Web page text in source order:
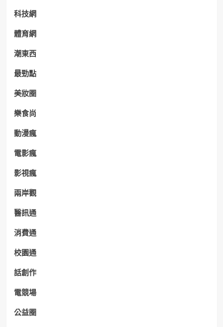
科技網
體育網
潮東西
最勁點
美妝圈
樂食尚
動漫瘋
電影瘋
影視瘋
兩岸觀
醫訊通
消費通
校園通
話創作
電競場
公益圈